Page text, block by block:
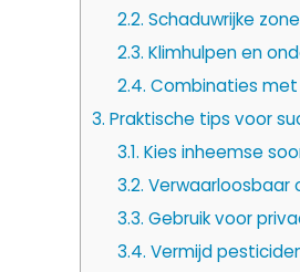
2.2. Schaduwrijke
2.3. Klimhulpen en
2.4. Combinaties
3. Praktische tips voor
3.1. Kies inheemse
3.2. Verwaarloosbaar
3.3. Gebruik voor
3.4. Vermijd